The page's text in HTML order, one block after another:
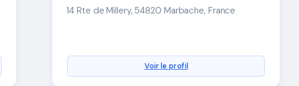
14 Rte de Millery, 54820 Marbache, France
Voir le profil